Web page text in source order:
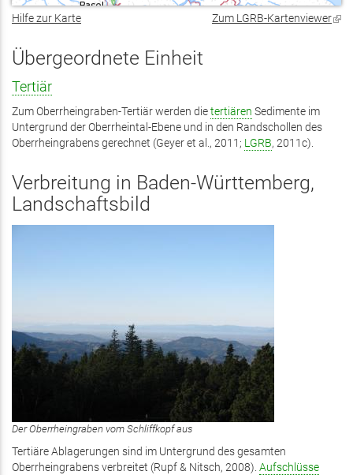
Hilfe zur Karte Zum LGRB-Kartenviewer
Übergeordnete Einheit
Tertiär
Zum Oberrheingraben-Tertiär werden dietertiären Sedimente im
Untergrund der Oberrheintal-Ebene und in den Randschollen des
Oberrheingrabens gerechnet (Geyer et al., 2011; LGRB, 2011c).
Verbreitung in Baden-Württemberg,
Landschaftsbild
Der Oberrheingraben vom Schliffkopf aus
Tertiäre Ablagerungen sind im Untergrund des gesamten
Oberrheingrabens verbreitet (Rupf & Nitsch, 2008). Aufschlüsse